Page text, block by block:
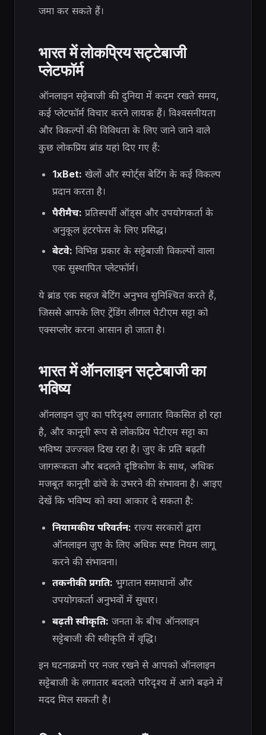
जमा कर सकते हैं।
भारत में लोकप्रिय सट्टेबाजी
प्लेटफॉर्म
ऑनलाइन सट्टेबाजी की दुनिया में कदम रखते समय,
कई प्लेटफॉर्म विचार करने लायक हैं। विश्वसनीयता
और विकल्पों की विविधता के लिए जाने जाने वाले
कुछ लोकप्रिय ब्रांड यहां दिए गए हैं:
1xBet: खेलों और स्पोर्ट्स बेटिंग के कई विकल्प
प्रदान करता है।
पैरीमैच: प्रतिस्पर्धी ऑड्स और उपयोगकर्ता के
अनुकूल इंटरफेस के लिए प्रसिद्ध।
बेटवे: विभिन्न प्रकार के सट्टेबाजी विकल्पों वाला
एक सुस्थापित प्लेटफॉर्म।
ये ब्रांड एक सहज बेटिंग अनुभव सुनिश्चित करते हैं,
जिससे आपके लिए ट्रेंडिंग लीगल पेटीएम सट्टा को
एक्सप्लोर करना आसान हो जाता है।
भारत में ऑनलाइन सट्टेबाजी का
भविष्य
ऑनलाइन जुए का परिदृश्य लगातार विकसित हो रहा
है, और कानूनी रूप से लोकप्रिय पेटीएम सट्टा का
भविष्य उज्ज्वल दिख रहा है। जुए के प्रति बढ़ती
जागरूकता और बदलते दृष्टिकोण के साथ, अधिक
मजबूत कानूनी ढांचे के उभरने की संभावना है। आइए
देखें कि भविष्य को क्या आकार दे सकता है:
नियामकीय परिवर्तन: राज्य सरकारों द्वारा
ऑनलाइन जुए के लिए अधिक स्पष्ट नियम लागू
करने की संभावना।
तकनीकी प्रगति: भुगतान समाधानों और
उपयोगकर्ता अनुभवों में सुधार।
बढ़ती स्वीकृति: जनता के बीच ऑनलाइन
सट्टेबाजी की स्वीकृति में वृद्धि।
इन घटनाक्रमों पर नजर रखने से आपको ऑनलाइन
सट्टेबाजी के लगातार बदलते परिदृश्य में आगे बढ़ने में
मदद मिल सकती है।